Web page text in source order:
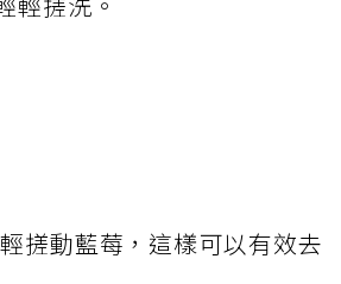
搓洗。
搓動藍莓，這樣可以有效去